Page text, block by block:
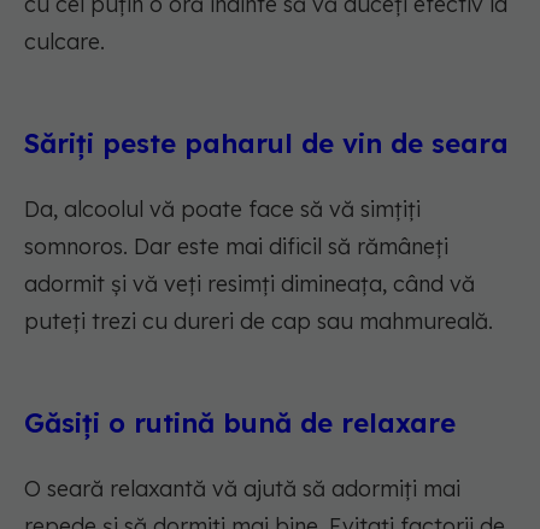
culcare.
Săriți peste paharul de vin de seara
Da, alcoolul vă poate face să vă simțiți
somnoros. Dar este mai dificil să rămâneți
adormit și vă veți resimți dimineața, când vă
puteți trezi cu dureri de cap sau mahmureală.
Găsiți o rutină bună de relaxare
O seară relaxantă vă ajută să adormiți mai